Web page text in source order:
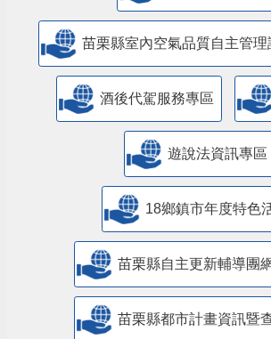
苗栗縣室內空氣品質自主管
酒後代駕服務專區
遊說法資訊專區
18鄉鎮市年度特色
苗栗縣自主更新輔導團
苗栗縣都市計畫資訊暨